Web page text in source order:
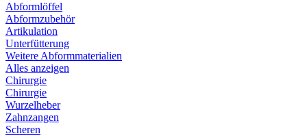
Abformlöffel
Abformzubehör
Artikulation
Unterfütterung
Weitere Abformmaterialien
Alles anzeigen
Chirurgie
Chirurgie
Wurzelheber
Zahnzangen
Scheren